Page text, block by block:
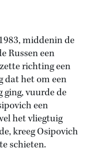
middenin de
Russen een
richting een
dat het om een
vuurde de
een
het vliegtuig
kreeg Osipovich
schieten.